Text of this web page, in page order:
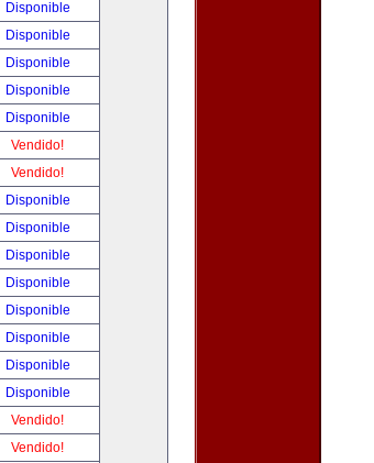
Disponible
Disponible
Disponible
Disponible
Disponible
Vendido!
Vendido!
Disponible
Disponible
Disponible
Disponible
Disponible
Disponible
Disponible
Disponible
Vendido!
Vendido!